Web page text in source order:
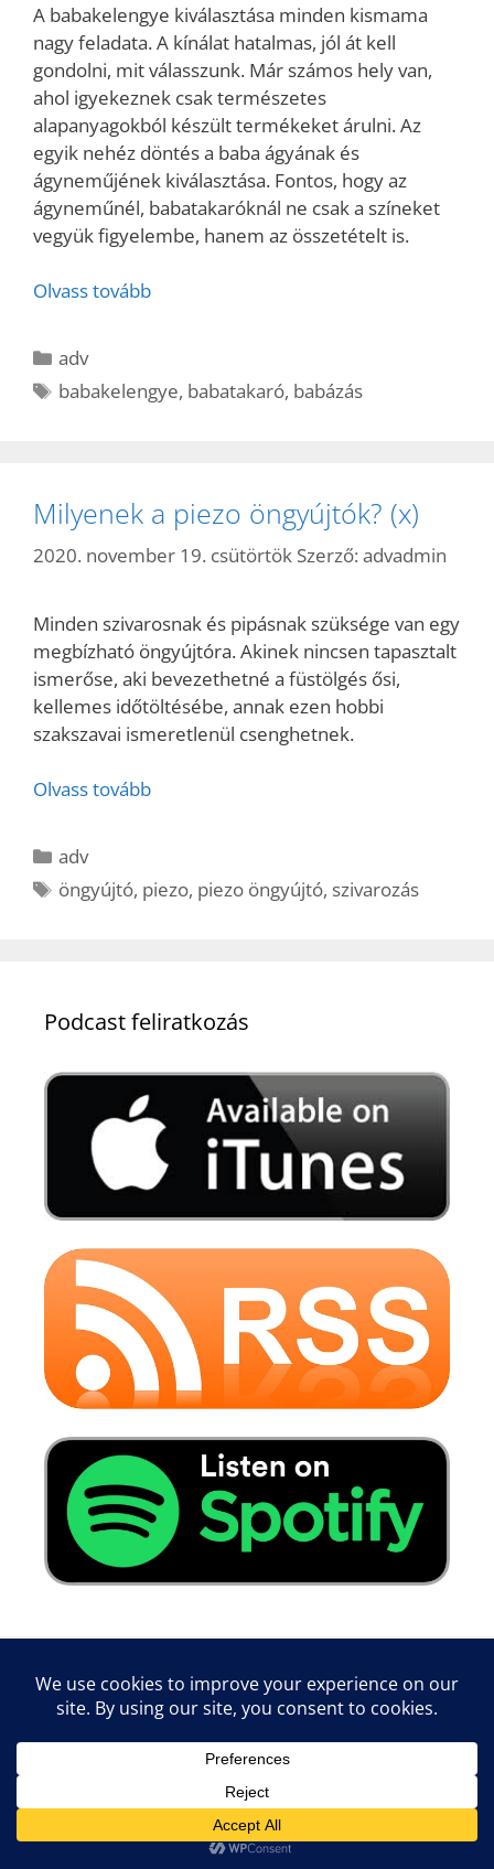
A babakelengye kiválasztása minden kismama
nagy feladata. A kínálat hatalmas, jól át kell
gondolni, mit válasszunk. Már számos hely van,
ahol igyekeznek csak természetes
alapanyagokból készült termékeket árulni. Az
egyik nehéz döntés a baba ágyának és
ágyneműjének kiválasztása. Fontos, hogy az
ágyneműnél, babatakaróknál ne csak a színeket
vegyük figyelembe, hanem az összetételt is.
Olvass tovább
Kategória
adv
Címkék
babakelengye, babatakaró, babázás
Milyenek a piezo öngyújtók? (x)
2020. november 19. csütörtök Szerző: advadmin
Minden szivarosnak és pipásnak szüksége van egy
megbízható öngyújtóra. Akinek nincsen tapasztalt
ismerőse, aki bevezethetné a füstölgés ősi,
kellemes időtöltésébe, annak ezen hobbi
szakszavai ismeretlenül csenghetnek.
Olvass tovább
Kategória
adv
Címkék
öngyújtó, piezo, piezo öngyújtó, szivarozás
Podcast feliratkozás